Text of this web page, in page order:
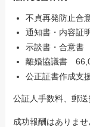
不貞再発防止合
通知書・内容証
示談書・合意書
離婚協議書
公正証書作成支
公証人手数料、郵送
成功報酬はありませ